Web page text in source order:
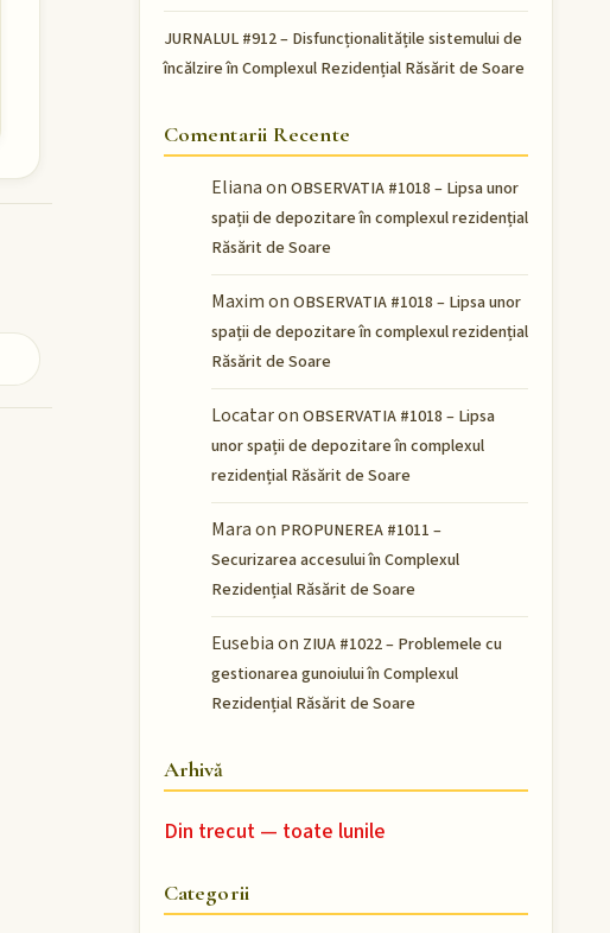
JURNALUL #912 – Disfuncționalitățile sistemului de
încălzire în Complexul Rezidențial Răsărit de Soare
Comentarii Recente
Elianaon OBSERVATIA #1018 – Lipsa unor
spații de depozitare în complexul rezidențial
Răsărit de Soare
Maximon OBSERVATIA #1018 – Lipsa unor
spații de depozitare în complexul rezidențial
Răsărit de Soare
Locataron OBSERVATIA #1018 – Lipsa
unor spații de depozitare în complexul
rezidențial Răsărit de Soare
Maraon PROPUNEREA #1011 –
Securizarea accesului în Complexul
Rezidențial Răsărit de Soare
Eusebiaon ZIUA #1022 – Problemele cu
gestionarea gunoiului în Complexul
Rezidențial Răsărit de Soare
Arhivă
Din trecut — toate lunile
Categorii